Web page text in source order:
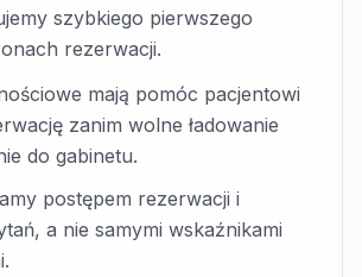
szybkiego pierwszego
rezerwacji.
mają pomóc pacjentowi
zanim wolne ładowanie
do gabinetu.
postępem rezerwacji i
a nie samymi wskaźnikami